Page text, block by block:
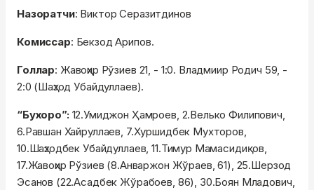
Назоратчи: Виктор Серазитдинов
Комиссар: Бекзод Арипов.
Голлар: Жавоҳир Рўзиев 21, - 1:0. Владмиир Родич 59, -
2:0 (Шаҳзод Убайдуллаев).
“Бухоро”: 12.Умиджон Ҳамроев, 2.Велько Филипович,
6.Равшан Хайруллаев, 7.Хуршидбек Мухторов,
10.Шаҳзодбек Убайдуллаев, 11.Тимур Мамасидиқов,
17.Жавоҳир Рўзиев (8.Анваржон Жўраев, 61), 25.Шерзод
Эсанов (22.Асадбек Жўрабоев, 86), 30.Боян Младович,